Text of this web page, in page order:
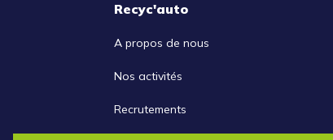
Recyc'auto
A propos de nous
Nos activités
Recrutements